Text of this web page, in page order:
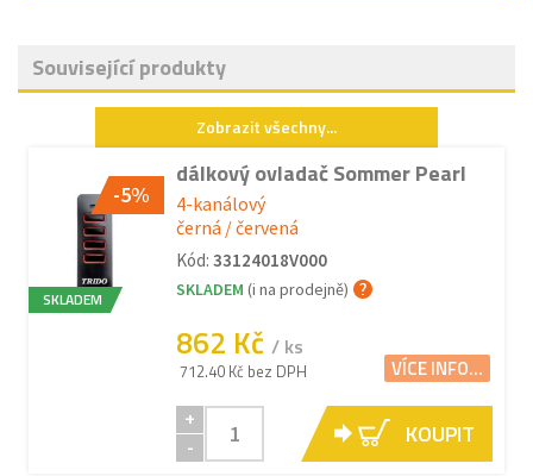
Související produkty
Zobrazit všechny...
-5%
SKLADEM
dálkový ovladač Sommer Pearl
4-kanálový
černá / červená
Kód: 33124018V000
SKLADEM (i na prodejně)
862 Kč / ks
712.40 Kč bez DPH VÍCE INFO...
+
-
KOUPIT